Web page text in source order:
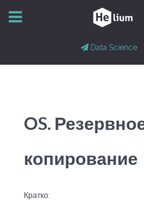
Data Science
OS.
копирование
Кратко: